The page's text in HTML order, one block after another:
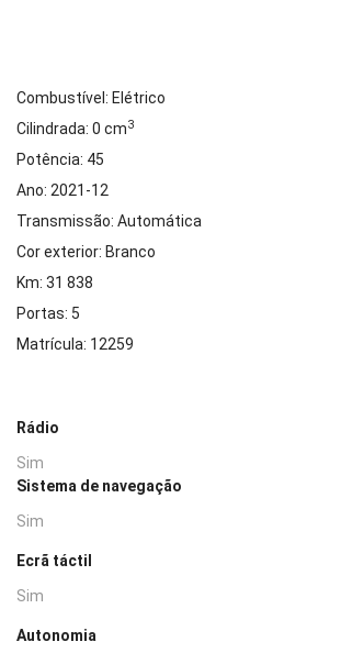
Combustível: Elétrico
Cilindrada: 0 cm3
Potência: 45
Ano: 2021-12
Transmissão: Automática
Cor exterior: Branco
Km: 31 838
Portas: 5
Matrícula: 12259
Rádio
Sim
Sistema de navegação
Sim
Ecrã táctil
Sim
Autonomia